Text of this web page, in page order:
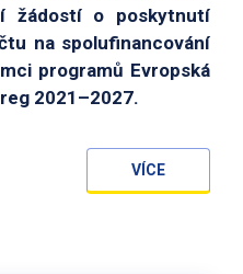
žádostí o poskytnutí
na spolufinancování
programů Evropská
2021–2027.
VÍCE